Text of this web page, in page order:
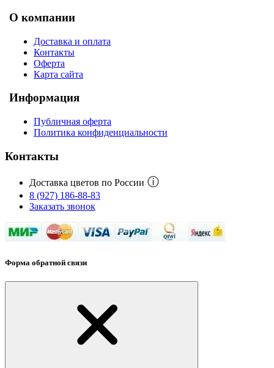
О компании
Доставка и оплата
Контакты
Оферта
Карта сайта
Информация
Публичная оферта
Политика конфиденциальности
Контакты
Доставка цветов по России ⓘ
8 (927) 186-88-83
Заказать звонок
Форма обратной связи